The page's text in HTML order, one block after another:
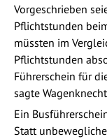
Vorgeschrieben
Pflichtstunden
müssten im
Pflichtstunden
Führerschein für
sagte
Ein
Statt